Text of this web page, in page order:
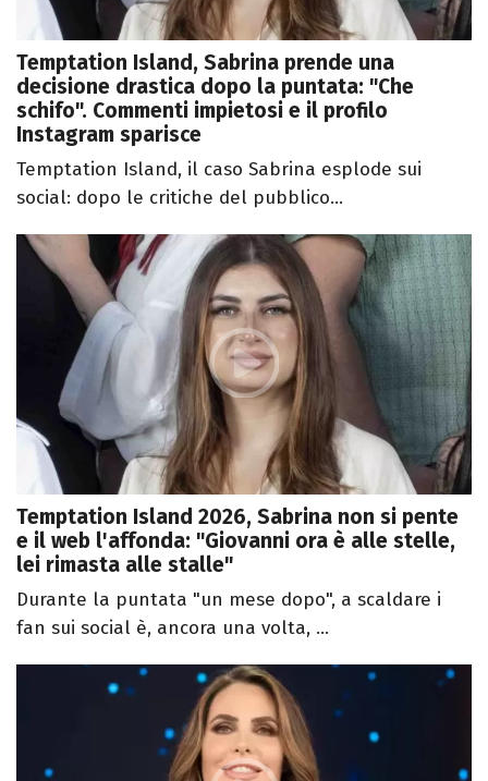
Temptation Island, Sabrina prende una
decisione drastica dopo la puntata: "Che
schifo". Commenti impietosi e il profilo
Instagram sparisce
Temptation Island, il caso Sabrina esplode sui
social: dopo le critiche del pubblico...
Temptation Island 2026, Sabrina non si pente
e il web l'affonda: "Giovanni ora è alle stelle,
lei rimasta alle stalle"
Durante la puntata "un mese dopo", a scaldare i
fan sui social è, ancora una volta, ...